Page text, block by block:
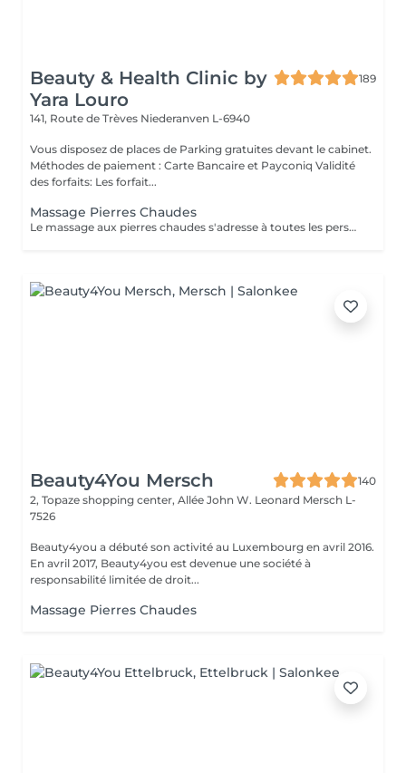
Beauty & Health Clinic by
Yara Louro
189
141, Route de Trèves Niederanven L-6940
Vous disposez de places de Parking gratuites devant le cabinet.
Méthodes de paiement : Carte Bancaire et Payconiq Validité
des forfaits: Les forfait...
Massage Pierres Chaudes
Le massage aux pierres chaudes s'adresse à toutes les personnes souhaitant décompresser et lâcher prise. En plus de vous apporter une sensation de bien-être, le massage aux pierres chaudes vous procure les vertus thérapeutiques suivantes: - Génère un sentiment de bien-être et d'apaisement qui se prolonge après la séance - Relaxe les muscles en profondeur - Favorise l'oxygénation des tissus - Lutte contre le stress et la fatigue - Améliore la circulation sanguine - Augmente le métabolisme cellulaire - Stimule les fonctions lymphatiques (élimination des toxines)
Beauty4You Mersch
140
2, Topaze shopping center, Allée John W. Leonard Mersch L-
7526
Beauty4you a débuté son activité au Luxembourg en avril 2016.
En avril 2017, Beauty4you est devenue une société à
responsabilité limitée de droit...
Massage Pierres Chaudes